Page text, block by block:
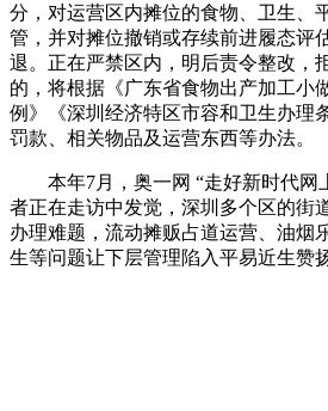
分，对运营区内摊位的食物、卫生、
管，并对摊位撤销或存续前进履态评
退。正在严禁区内，明后责令整改，
的，将根据《广东省食物出产加工小
例》《深圳经济特区市容和卫生办理
罚款、相关物品及运营东西等办法。
本年7月，奥一网 “走好新时代网
者正在走访中发觉，深圳多个区的街
办理难题，流动摊贩占道运营、油烟
生等问题让下层管理陷入平易近生赞